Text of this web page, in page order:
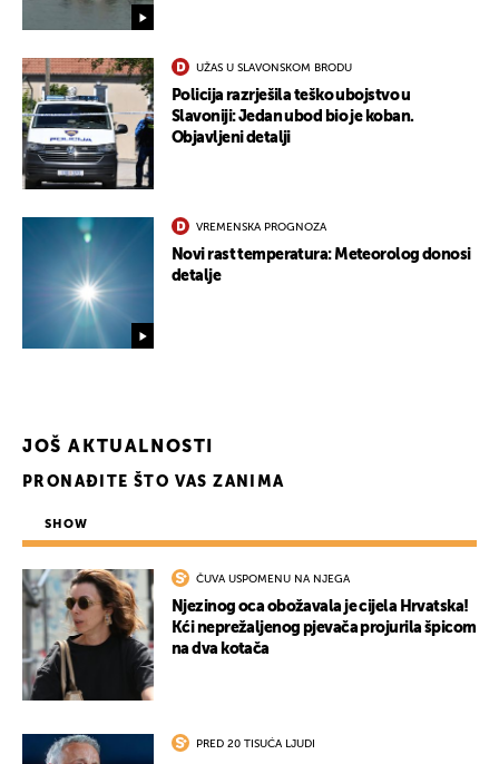
UŽAS U SLAVONSKOM BRODU
Policija razrješila teško ubojstvo u
Slavoniji: Jedan ubod bio je koban.
Objavljeni detalji
VREMENSKA PROGNOZA
Novi rast temperatura: Meteorolog donosi
detalje
JOŠ AKTUALNOSTI
PRONAĐITE ŠTO VAS ZANIMA
SHOW
ČUVA USPOMENU NA NJEGA
Njezinog oca obožavala je cijela Hrvatska!
Kći neprežaljenog pjevača projurila špicom
na dva kotača
PRED 20 TISUĆA LJUDI